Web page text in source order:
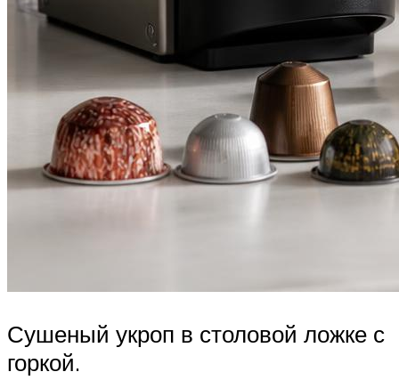
Сушеный укроп в столовой ложке с
горкой.